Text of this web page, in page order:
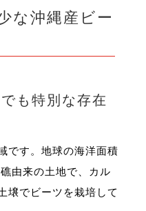
な沖縄産ビー
も特別な存在
です。地球の海洋面積
由来の土地で、カル
壌でビーツを栽培して